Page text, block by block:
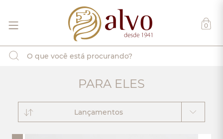
0
PARA ELES
Lançamentos